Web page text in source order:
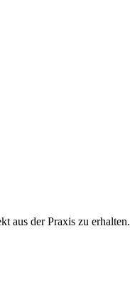
aus der Praxis zu erhalten.